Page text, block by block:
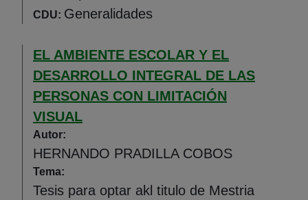
CDU: Generalidades
EL AMBIENTE ESCOLAR Y EL
DESARROLLO INTEGRAL DE LAS
PERSONAS CON LIMITACIÓN
VISUAL
Autor:
HERNANDO PRADILLA COBOS
Tema:
Tesis para optar akl titulo de Mestria